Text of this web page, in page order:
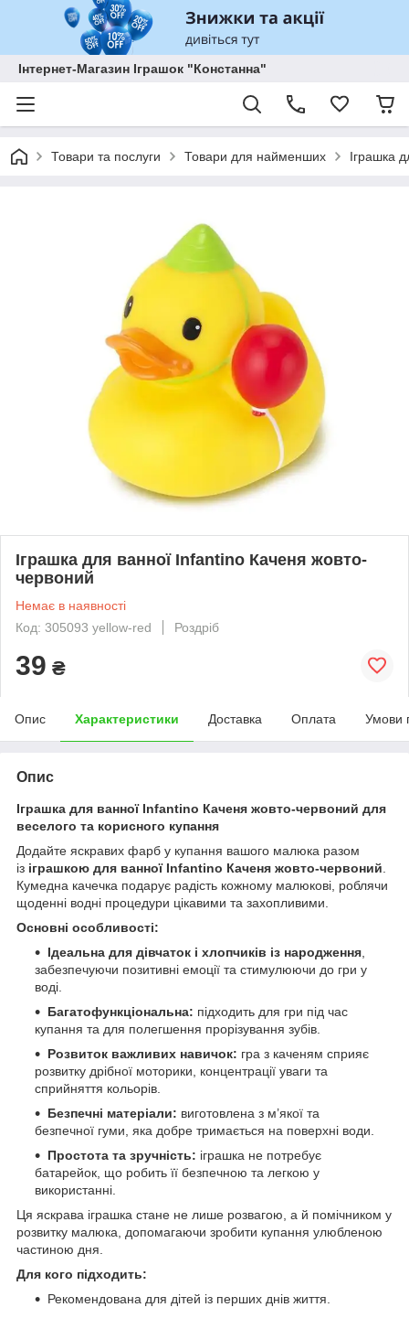
Інтернет-Магазин Іграшок "Констанна"
Товари та послуги Товари для найменших Іграшка
Іграшка для ванної Infantino Каченя жовто-
червоний
Немає в наявності
Код: 305093 yellow-red
Роздріб
39 ₴
Опис Характеристики Доставка Оплата Умови
Опис
Іграшка для ванної Infantino Каченя жовто-червоний для
веселого та корисного купання
Додайте яскравих фарб у купання вашого малюка разом
із іграшкою для ванної Infantino Каченя жовто-червоний
Кумедна качечка подарує радість кожному малюкові, роблячи
щоденні водні процедури цікавими та захопливими.
Основні особливості:
Ідеальна для дівчаток і хлопчиків із народження
забезпечуючи позитивні емоції та стимулюючи до гри у
воді.
Багатофункціональна: підходить для гри під час
купання та для полегшення прорізування зубів.
Розвиток важливих навичок: гра з каченям сприяє
розвитку дрібної моторики, концентрації уваги та
сприйняття кольорів.
Безпечні матеріали: виготовлена з м’якої та
безпечної гуми, яка добре тримається на поверхні води.
Простота та зручність: іграшка не потребує
батарейок, що робить її безпечною та легкою у
використанні.
Ця яскрава іграшка стане не лише розвагою, а й помічником у
розвитку малюка, допомагаючи зробити купання улюбленою
частиною дня.
Для кого підходить:
Рекомендована для дітей із перших днів життя.